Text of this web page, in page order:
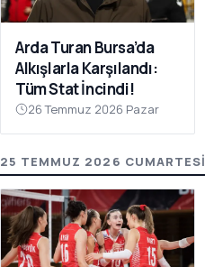
Arda Turan Bursa’da
Alkışlarla Karşılandı:
Tüm Stat İncindi!
26 Temmuz 2026 Pazar
25 TEMMUZ 2026 CUMARTESI